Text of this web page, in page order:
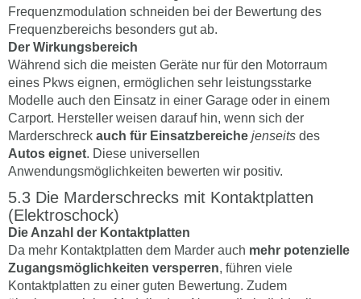
Frequenzmodulation schneiden bei der Bewertung des
Frequenzbereichs besonders gut ab.
Der Wirkungsbereich
Während sich die meisten Geräte nur für den Motorraum
eines Pkws eignen, ermöglichen sehr leistungsstarke
Modelle auch den Einsatz in einer Garage oder in einem
Carport. Hersteller weisen darauf hin, wenn sich der
Marderschreck auch für Einsatzbereiche jenseits des
Autos eignet. Diese universellen
Anwendungsmöglichkeiten bewerten wir positiv.
Die Marderschrecks mit Kontaktplatten
(Elektroschock)
Die Anzahl der Kontaktplatten
Da mehr Kontaktplatten dem Marder auch mehr potenzielle
Zugangsmöglichkeiten versperren, führen viele
Kontaktplatten zu einer guten Bewertung. Zudem